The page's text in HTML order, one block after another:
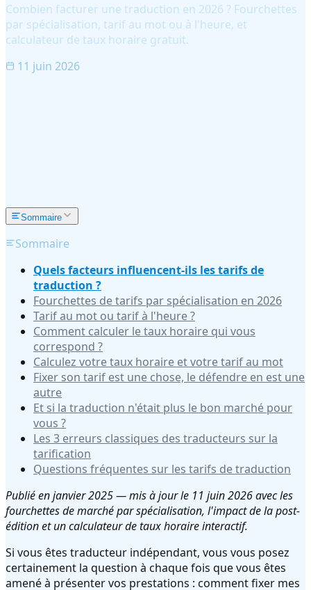
Combien facturer une traduction en 2026 ? Fourchettes
par spécialisation, tarif au mot ou à l'heure, et
calculateur de taux horaire gratuit.
11 juin 2026
Sommaire
Sommaire
Quels facteurs influencent-ils les tarifs de
traduction ?
Fourchettes de tarifs par spécialisation en 2026
Tarif au mot ou tarif à l'heure ?
Comment calculer le taux horaire qui vous
correspond ?
Calculez votre taux horaire et votre tarif au mot
Fixer son tarif est une chose, le défendre en est une
autre
Et si la traduction n'était plus le bon marché pour
vous ?
Les 3 erreurs classiques des traducteurs sur la
tarification
Questions fréquentes sur les tarifs de traduction
Publié en janvier 2025 — mis à jour le 11 juin 2026 avec les
fourchettes de marché par spécialisation, l'impact de la post-
édition et un calculateur de taux horaire interactif.
Si vous êtes traducteur indépendant, vous vous posez
certainement la question à chaque fois que vous êtes
amené à présenter vos prestations : comment fixer mes